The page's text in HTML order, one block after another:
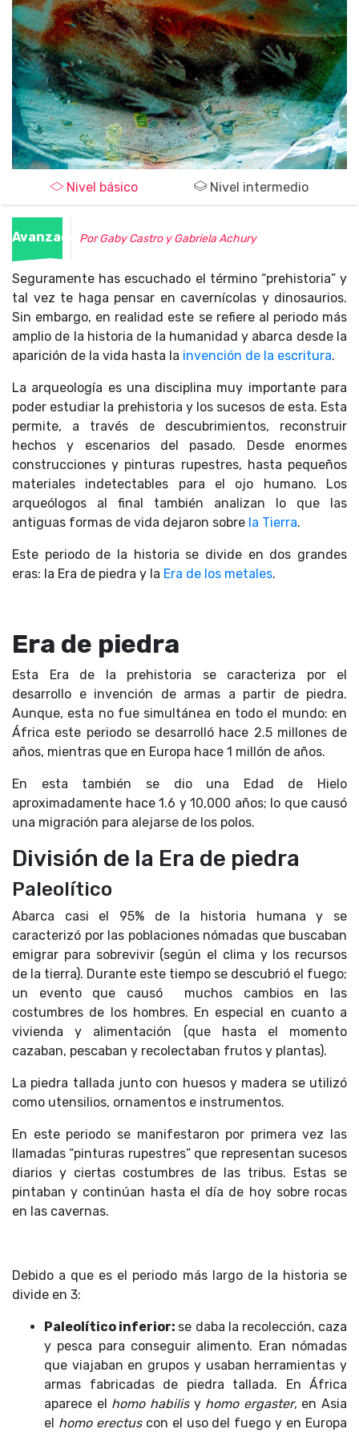
Nivel básico Nivel intermedio
Avanzado Por Gaby Castro y Gabriela Achury
Seguramente has escuchado el término “prehistoria” y
tal vez te haga pensar en cavernícolas y dinosaurios.
Sin embargo, en realidad este se refiere al periodo más
amplio de la historia de la humanidad y abarca desde la
aparición de la vida hasta la invención de la escritura.
La arqueología es una disciplina muy importante para
poder estudiar la prehistoria y los sucesos de esta. Esta
permite, a través de descubrimientos, reconstruir
hechos y escenarios del pasado. Desde enormes
construcciones y pinturas rupestres, hasta pequeños
materiales indetectables para el ojo humano. Los
arqueólogos al final también analizan lo que las
antiguas formas de vida dejaron sobre la Tierra.
Este periodo de la historia se divide en dos grandes
eras: la Era de piedra y la Era de los metales.
Era de piedra
Esta Era de la prehistoria se caracteriza por el
desarrollo e invención de armas a partir de piedra.
Aunque, esta no fue simultánea en todo el mundo: en
África este periodo se desarrolló hace 2.5 millones de
años, mientras que en Europa hace 1 millón de años.
En esta también se dio una Edad de Hielo
aproximadamente hace 1.6 y 10,000 años; lo que causó
una migración para alejarse de los polos.
División de la Era de piedra
Paleolítico
Abarca casi el 95% de la historia humana y se
caracterizó por las poblaciones nómadas que buscaban
emigrar para sobrevivir (según el clima y los recursos
de la tierra). Durante este tiempo se descubrió el fuego;
un evento que causó muchos cambios en las
costumbres de los hombres. En especial en cuanto a
vivienda y alimentación (que hasta el momento
cazaban, pescaban y recolectaban frutos y plantas).
La piedra tallada junto con huesos y madera se utilizó
como utensilios, ornamentos e instrumentos.
En este periodo se manifestaron por primera vez las
llamadas “pinturas rupestres” que representan sucesos
diarios y ciertas costumbres de las tribus. Estas se
pintaban y continúan hasta el día de hoy sobre rocas
en las cavernas.
Debido a que es el periodo más largo de la historia se
divide en 3:
Paleolítico inferior: se daba la recolección, caza
y pesca para conseguir alimento. Eran nómadas
que viajaban en grupos y usaban herramientas y
armas fabricadas de piedra tallada. En África
aparece el homo habilis y homo ergaster, en Asia
el homo erectuscon el uso del fuego y en Europa